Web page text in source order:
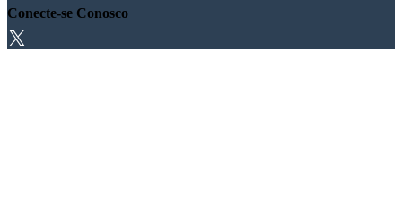
Conecte-se Conosco